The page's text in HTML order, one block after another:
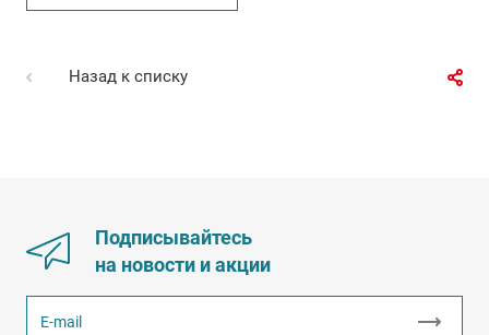
Назад к списку
Подписывайтесь
на новости и акции